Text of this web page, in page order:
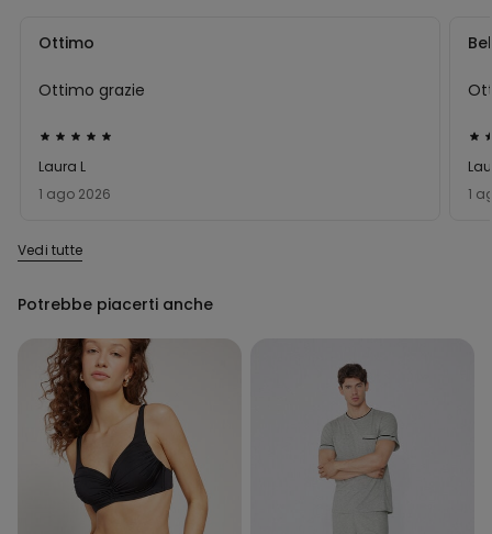
Valutato
5
su
1 ago 2026
Laura L
Ottimo
Ottimo grazie
5
su
1
Vedi tutte
Potrebbe piacerti anche